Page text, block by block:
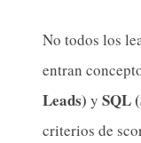
No todos los
entran
Leads) y SQL
criterios de